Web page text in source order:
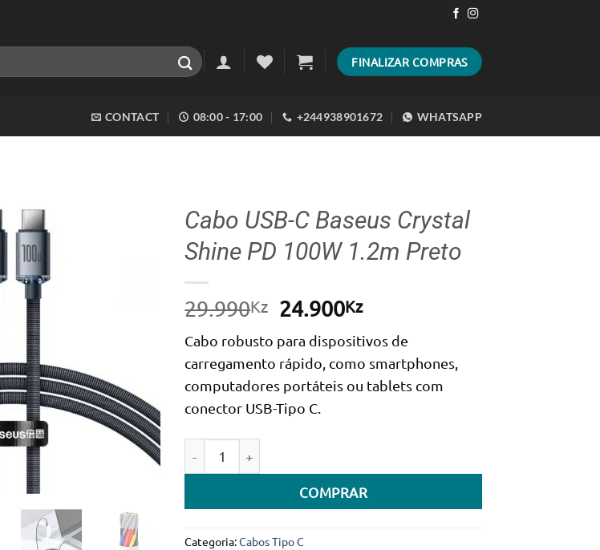
FINALIZAR COMPRAS
CONTACT 08:00 - 17:00 +244938901672 WHATSAPP
Cabo USB-C Baseus Crystal
Shine PD 100W 1.2m Preto
29.990Kz O
preço
original
era:
29.990Kz.
24.900KzO
preço
atual
é:
24.900Kz.
Cabo robusto para dispositivos de
carregamento rápido, como smartphones,
computadores portáteis ou tablets com
conector USB-Tipo C.
COMPRAR
Categoria:Cabos Tipo C